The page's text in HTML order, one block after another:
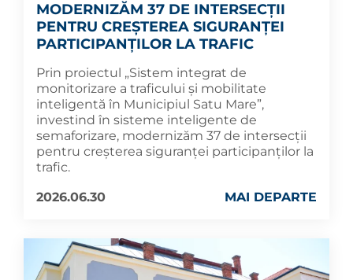
MODERNIZĂM 37 DE INTERSECȚII
PENTRU CREȘTEREA SIGURANȚEI
PARTICIPANȚILOR LA TRAFIC
Prin proiectul „Sistem integrat de
monitorizare a traficului și mobilitate
inteligentă în Municipiul Satu Mare”,
investind în sisteme inteligente de
semaforizare, modernizăm 37 de intersecții
pentru creșterea siguranței participanților la
trafic.
2026.06.30
MAI DEPARTE